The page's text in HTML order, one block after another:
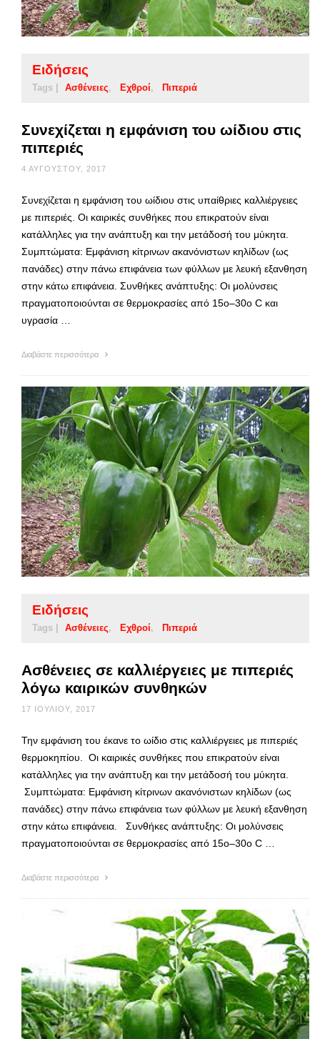
Ειδήσεις
Tags | Ασθένειες Εχθροί Πιπεριά
Συνεχίζεται η εμφάνιση του ωίδιου στις
πιπεριές
4 ΑΥΓΟΎΣΤΟΥ, 2017
Συνεχίζεται η εμφάνιση του ωίδιου στις υπαίθριες καλλιέργειες
με πιπεριές. Oι καιρικές συνθήκες που επικρατούν είναι
κατάλληλες για την ανάπτυξη και την μετάδοσή του μύκητα.
Συμπτώματα: Εμφάνιση κίτρινων ακανόνιστων κηλίδων (ως
πανάδες) στην πάνω επιφάνεια των φύλλων με λευκή εξανθηση
στην κάτω επιφάνεια. Συνθήκες ανάπτυξης: Οι μολύνσεις
πραγματοποιούνται σε θερμοκρασίες από 15ο–30ο C και
υγρασία …
Διαβάστε περισσότερα
Ειδήσεις
Tags | Ασθένειες Εχθροί Πιπεριά
Ασθένειες σε καλλιέργειες με πιπεριές
λόγω καιρικών συνθηκών
17 ΙΟΥΛΊΟΥ, 2017
Την εμφάνιση του έκανε το ωίδιο στις καλλιέργειες με πιπεριές
θερμοκηπίου. Oι καιρικές συνθήκες που επικρατούν είναι
κατάλληλες για την ανάπτυξη και την μετάδοσή του μύκητα.
Συμπτώματα: Εμφάνιση κίτρινων ακανόνιστων κηλίδων (ως
πανάδες) στην πάνω επιφάνεια των φύλλων με λευκή εξανθηση
στην κάτω επιφάνεια. Συνθήκες ανάπτυξης: Οι μολύνσεις
πραγματοποιούνται σε θερμοκρασίες από 15ο–30ο C …
Διαβάστε περισσότερα